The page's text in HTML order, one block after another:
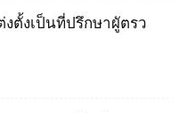
ตั้งเป็นที่ปรึกษาผูัตรว